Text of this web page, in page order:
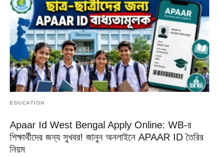
EDUCATION
Apaar Id West Bengal Apply Online: WB-র
শিক্ষার্থীদের জন্য সুখবর! জানুন অনলাইনে APAAR ID তৈরির
নিয়ম